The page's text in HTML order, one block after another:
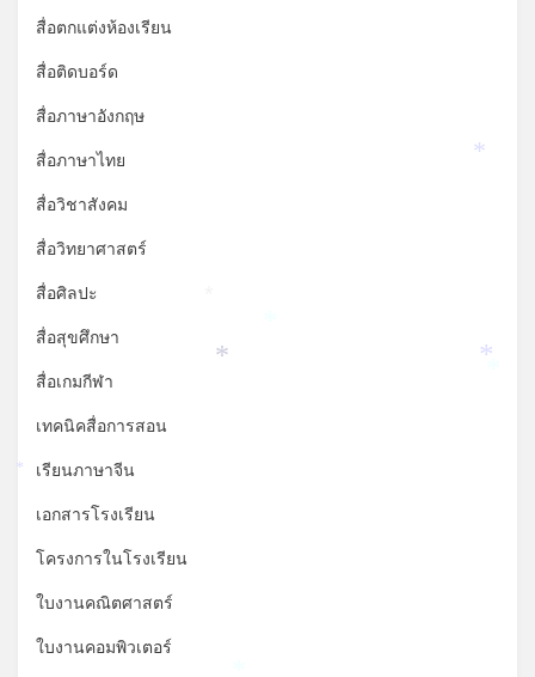
สื่อตกแต่งห้องเรียน
สื่อติดบอร์ด
สื่อภาษาอังกฤษ
สื่อภาษาไทย
สื่อวิชาสังคม
สื่อวิทยาศาสตร์
สื่อศิลปะ
สื่อสุขศึกษา
สื่อเกมกีฬา
เทคนิคสื่อการสอน
เรียนภาษาจีน
เอกสารโรงเรียน
โครงการในโรงเรียน
ใบงานคณิตศาสตร์
ใบงานคอมพิวเตอร์